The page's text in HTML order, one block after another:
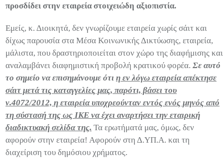
προσδίδει στην εταιρεία στοιχειώδη αξιοπιστία.
Εμείς, κ. Διοικητά, δεν γνωρίζουμε εταιρεία χωρίς σάιτ και
δίχως παρουσία στα Μέσα Κοινωνικής Δικτύωσης, εταιρεία,
μάλιστα, που δραστηριοποιείται στον χώρο της διαφήμισης και
αναλαμβάνει διαφημιστική προβολή κρατικού φορέα.Σε αυτό
το σημείο να επισημάνουμε ότι η εν λόγω εταιρεία απέκτησε
σάιτ μετά τις καταγγελίες μας, παρότι, βάσει του
ν.4072/2012, η εταιρεία υποχρεούνταν εντός ενός μηνός από
τη σύστασή της ως ΙΚΕ να έχει αναρτήσει την εταιρική
διαδικτυακή σελίδα της. Τα ερωτήματά μας, όμως, δεν
αφορούν στην εταιρεία! Αφορούν στη Δ.ΥΠ.Α. και τη
διαχείριση του δημόσιου χρήματος.